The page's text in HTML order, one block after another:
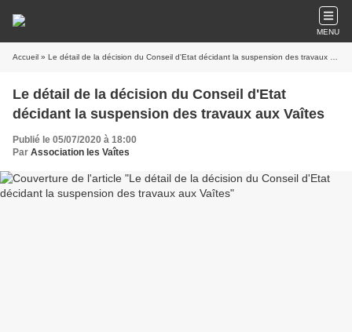
MENU
Accueil » Le détail de la décision du Conseil d'Etat décidant la suspension des travaux aux Vaîtes
Le détail de la décision du Conseil d'Etat
décidant la suspension des travaux aux Vaîtes
Publié le 05/07/2020 à 18:00
Par Association les Vaîtes